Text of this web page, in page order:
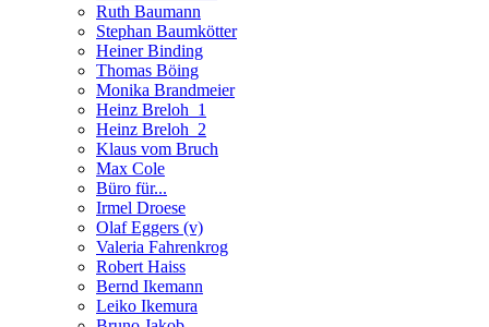
Ruth Baumann
Stephan Baumkötter
Heiner Binding
Thomas Böing
Monika Brandmeier
Heinz Breloh_1
Heinz Breloh_2
Klaus vom Bruch
Max Cole
Büro für...
Irmel Droese
Olaf Eggers (v)
Valeria Fahrenkrog
Robert Haiss
Bernd Ikemann
Leiko Ikemura